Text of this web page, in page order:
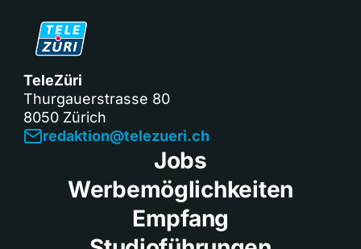
TeleZüri
Thurgauerstrasse 80
8050 Zürich
redaktion@telezueri.ch
Jobs
Werbemöglichkeiten
Empfang